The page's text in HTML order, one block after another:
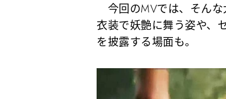
今回のMVでは、そん
衣装で妖艶に舞う姿や、
を披露する場面も。